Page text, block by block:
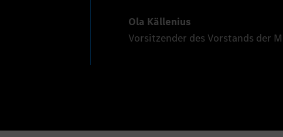
Ola Källenius
Vorsitzender des Vorstands der